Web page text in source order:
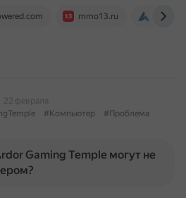
mmo13.ru
22 февраля
#Компьютер
#Проблема
Gaming Temple могут не